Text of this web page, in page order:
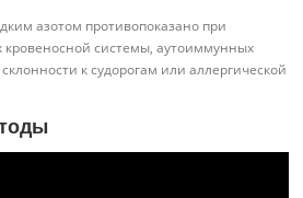
азотом противопоказано при
кровеносной системы, аутоиммунных
к судорогам или аллергической